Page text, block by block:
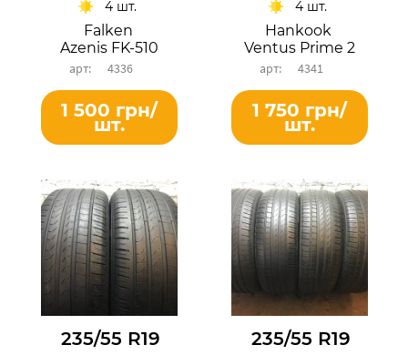
Falken
Azenis FK-510
4336
4 шт.
1 500 грн/
шт.
Hankook
Ventus Prime 2
4341
4 шт.
1 750 грн/
шт.
235/55 R19 235/55 R19